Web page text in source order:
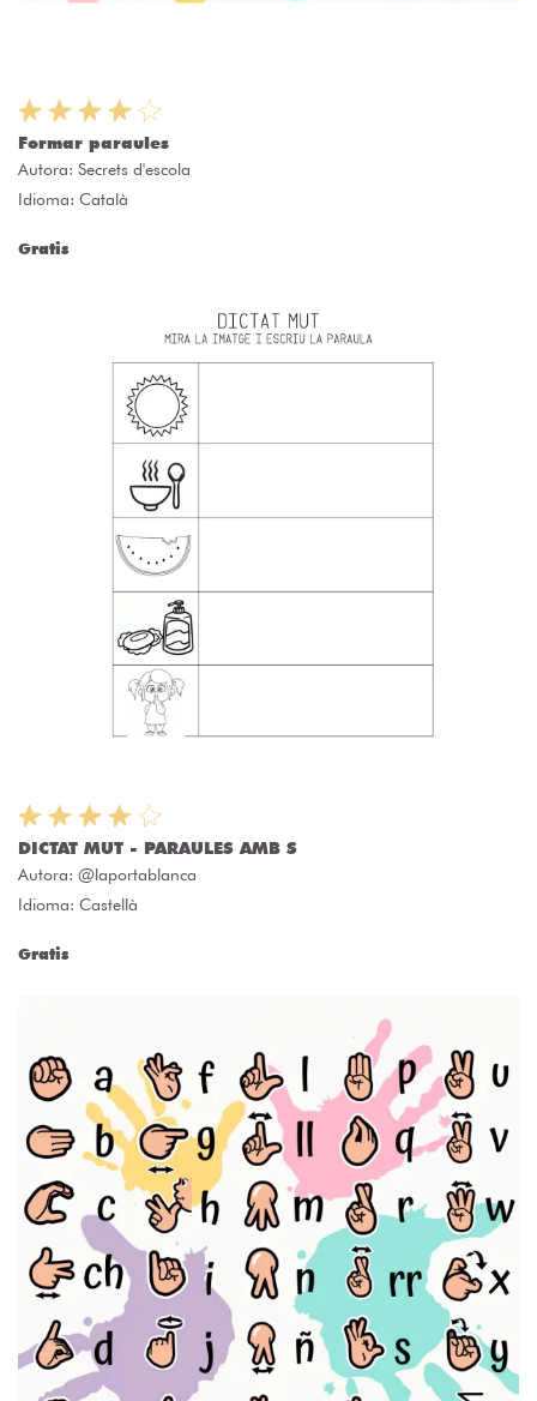
Formar paraules
Autora: Secrets d'escola
Idioma: Català
Gratis
DICTAT MUT - PARAULES AMB S
Autora: @laportablanca
Idioma: Castellà
Gratis